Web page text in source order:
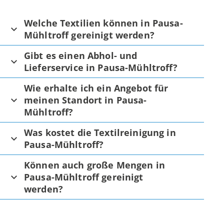
Welche Textilien können in Pausa-
Mühltroff gereinigt werden?
Gibt es einen Abhol- und
Lieferservice in Pausa-Mühltroff?
Wie erhalte ich ein Angebot für
meinen Standort in Pausa-
Mühltroff?
Was kostet die Textilreinigung in
Pausa-Mühltroff?
Können auch große Mengen in
Pausa-Mühltroff gereinigt
werden?